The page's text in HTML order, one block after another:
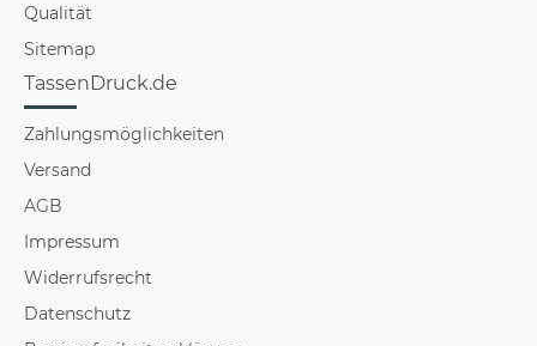
Qualität
Sitemap
TassenDruck.de
Zahlungsmöglichkeiten
Versand
AGB
Impressum
Widerrufsrecht
Datenschutz